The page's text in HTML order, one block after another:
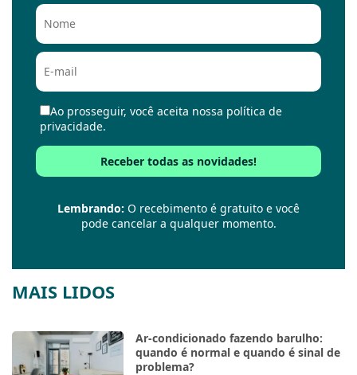
Ao prosseguir, você aceita nossa política de
privacidade.
Lembrando: O recebimento é gratuito e você
pode cancelar a qualquer momento.
MAIS LIDOS
Ar-condicionado fazendo barulho:
quando é normal e quando é sinal de
problema?